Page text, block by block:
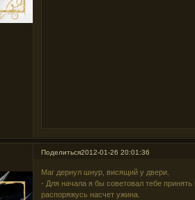
Поделиться2012-01-26 20:01:36
Маг дернул шнур, висящий у двери.
- Для начала я бы советовал тебе
распоряжусь насчет ужина.